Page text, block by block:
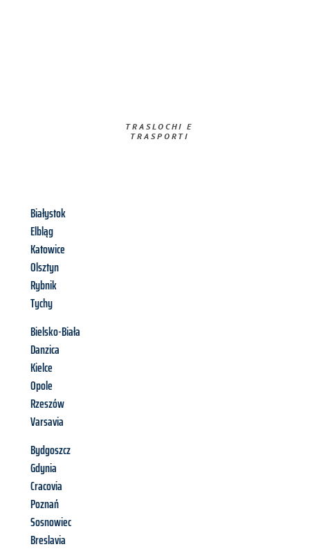
TRASLOCHI E
TRASPORTI​
Białystok
Elbląg
Katowice
Olsztyn
Rybnik
Tychy
Bielsko-Biała
Danzica
Kielce
Opole
Rzeszów
Varsavia
Bydgoszcz
Gdynia
Cracovia
Poznań
Sosnowiec
Breslavia